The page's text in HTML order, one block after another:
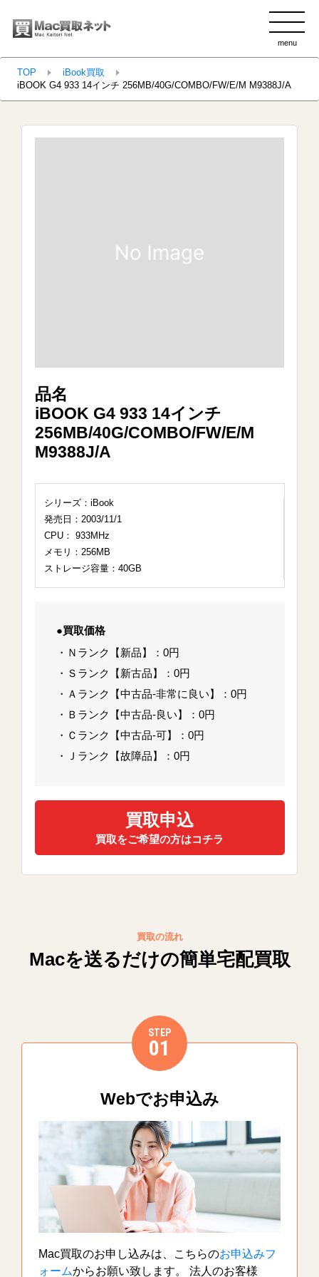
menu
TOP
iBook買取
iBOOK G4 933 14インチ 256MB/40G/COMBO/FW/E/M M9388J/A
品名
iBOOK G4 933 14インチ
256MB/40G/COMBO/FW/E/M
M9388J/A
シリーズ：iBook
発売日：2003/11/1
CPU： 933MHz
メモリ：256MB
ストレージ容量：40GB
●買取価格
・Ｎランク【新品】：0円
・Ｓランク【新古品】：0円
・Ａランク【中古品-非常に良い】：0円
・Ｂランク【中古品-良い】：0円
・Ｃランク【中古品-可】：0円
・Ｊランク【故障品】：0円
買取申込
買取をご希望の方はコチラ
買取の流れ
Macを送るだけの簡単宅配買取
STEP
01
Webでお申込み
Mac買取のお申し込みは、こちらのお申込みフ
ォームからお願い致します。 法人のお客様